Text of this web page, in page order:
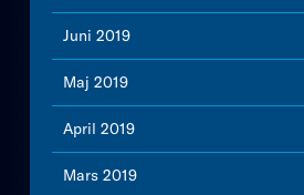
Juni 2019
Maj 2019
April 2019
Mars 2019